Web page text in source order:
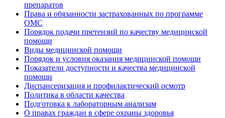
препаратов
Права и обязанности застрахованных по программе
ОМС
Порядок подачи претензий по качеству медицинской
помощи
Виды медицинской помощи
Порядок и условия оказания медицинской помощи
Показатели доступности и качества медицинской
помощи
Диспансеризация и профилактический осмотр
Политика в области качества
Подготовка к лабораторным анализам
О правах граждан в сфере охраны здоровья